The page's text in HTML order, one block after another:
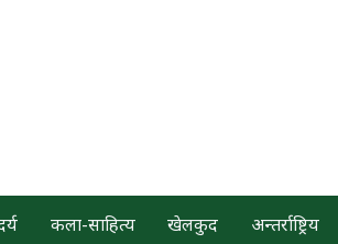
कला-साहित्य खेलकुद अन्तर्राष्ट्रिय